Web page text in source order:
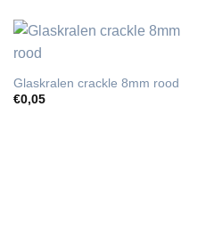
Glaskralen crackle 8mm rood
€0,05